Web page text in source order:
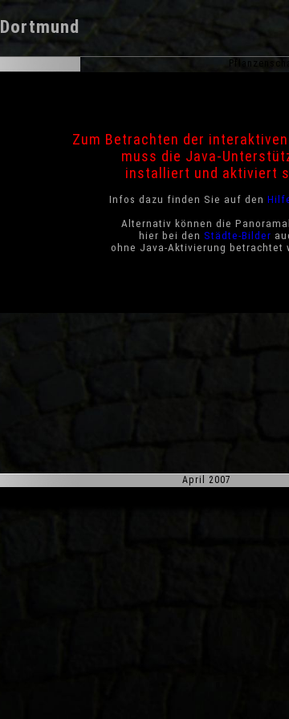
Dortmund
Zum Betrachten der interaktiven
muss die Java-
installiert und aktiviert
Infos dazu finden Sie auf den
Alternativ können die
hier bei den Städte-Bilder
ohne Java-Aktivierung betrachtet
April 2007